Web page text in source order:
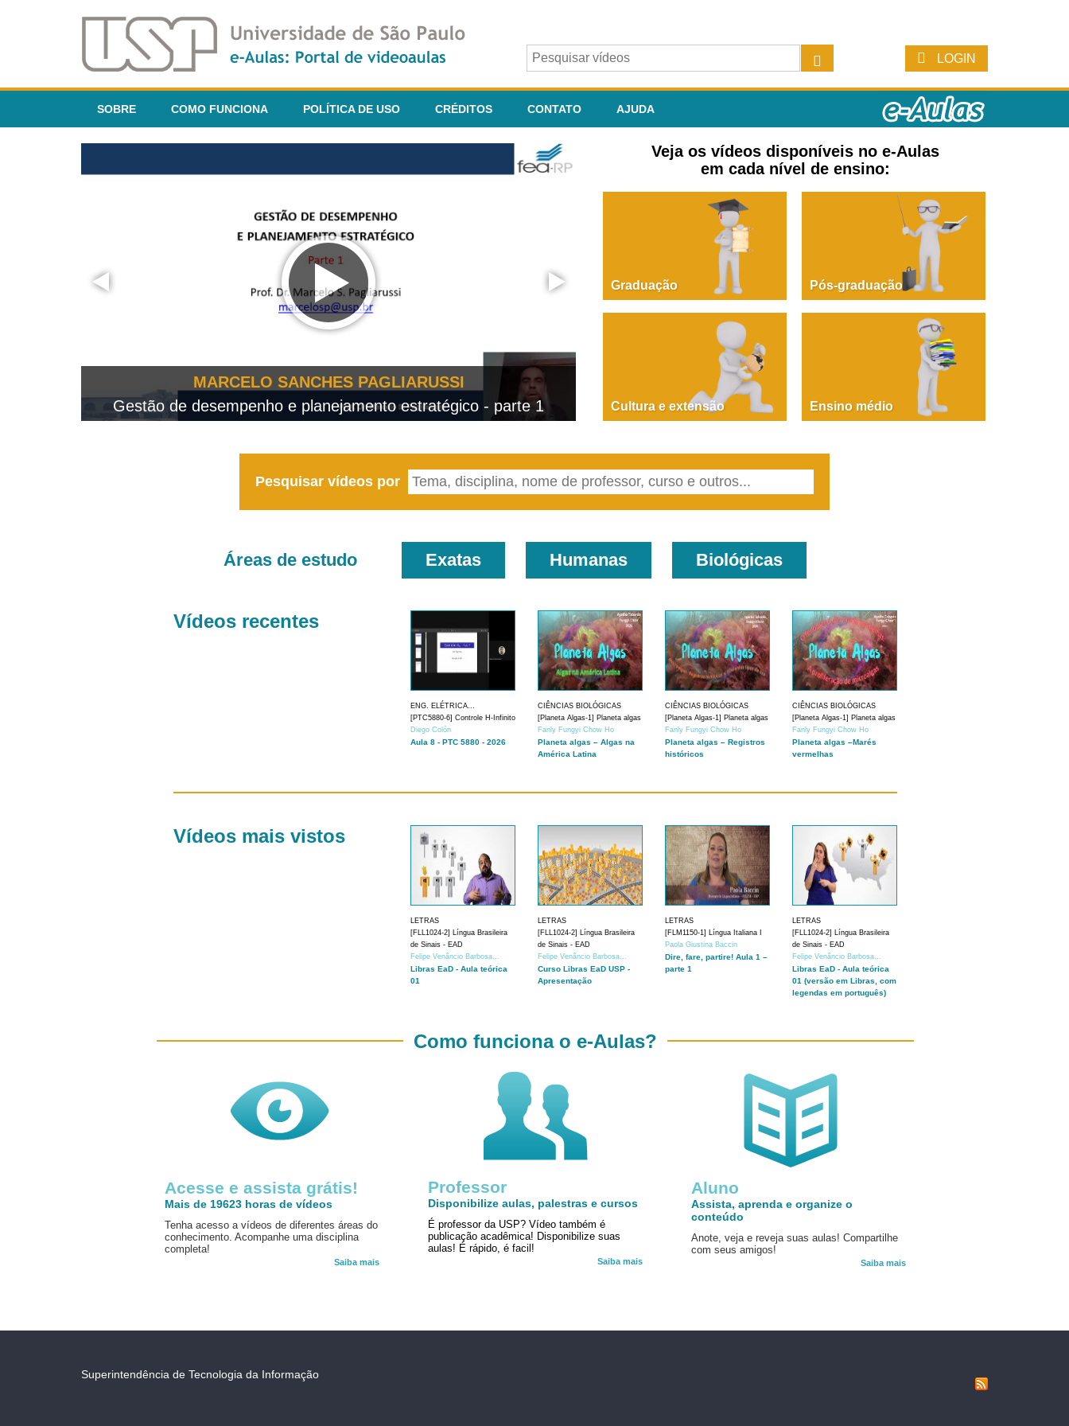
LOGIN
SOBRE COMO FUNCIONA POLÍTICA DE USO CRÉDITOS CONTATO AJUDA
MARCELO SANCHES PAGLIARUSSI
Gestão de desempenho e planejamento estratégico - parte 1
PAOLA GIUSTINA BACCIN
Dire, fare, partire! Aula 1 – parte 1
Veja os vídeos disponíveis no e-Aulas
em cada nível de ensino:
Graduação Pós-graduação
Cultura e extensão Ensino médio
Pesquisar vídeos por
Áreas de estudo Exatas Humanas Biológicas
Vídeos recentes
ENG. ELÉTRICA...
[PTC5880-6] Controle H-Infinito
Diego Colón
Aula 8 - PTC 5880 - 2026
CIÊNCIAS BIOLÓGICAS
[Planeta Algas-1] Planeta algas
Fanly Fungyi Chow Ho
Planeta algas – Algas na
América Latina
CIÊNCIAS BIOLÓGICAS
[Planeta Algas-1] Planeta algas
Fanly Fungyi Chow Ho
Planeta algas – Registros
históricos
CIÊNCIAS BIOLÓGICAS
[Planeta Algas-1] Planeta algas
Fanly Fungyi Chow Ho
Planeta algas –Marés
vermelhas
Vídeos mais vistos
LETRAS
[FLL1024-2] Língua Brasileira
de Sinais - EAD
Felipe Venâncio Barbosa...
Libras EaD - Aula teórica
01
LETRAS
[FLL1024-2] Língua Brasileira
de Sinais - EAD
Felipe Venâncio Barbosa...
Curso Libras EaD USP -
Apresentação
LETRAS
[FLM1150-1] Língua Italiana I
Paola Giustina Baccin
Dire, fare, partire! Aula 1 –
parte 1
LETRAS
[FLL1024-2] Língua Brasileira
de Sinais - EAD
Felipe Venâncio Barbosa...
Libras EaD - Aula teórica
01 (versão em Libras, com
legendas em português)
Acesse e assista grátis!
Mais de 19623 horas de vídeos
Tenha acesso a vídeos de diferentes áreas do
conhecimento. Acompanhe uma disciplina
completa!
Saiba mais
Aluno
Assista, aprenda e organize o
conteúdo
Anote, veja e reveja suas aulas! Compartilhe
com seus amigos!
Saiba mais
Como funciona o e-Aulas?
Professor
Disponibilize aulas, palestras e cursos
É professor da USP? Vídeo também é
publicação acadêmica! Disponibilize suas
aulas! É rápido, é facil!
Saiba mais
Superintendência de Tecnologia da Informação